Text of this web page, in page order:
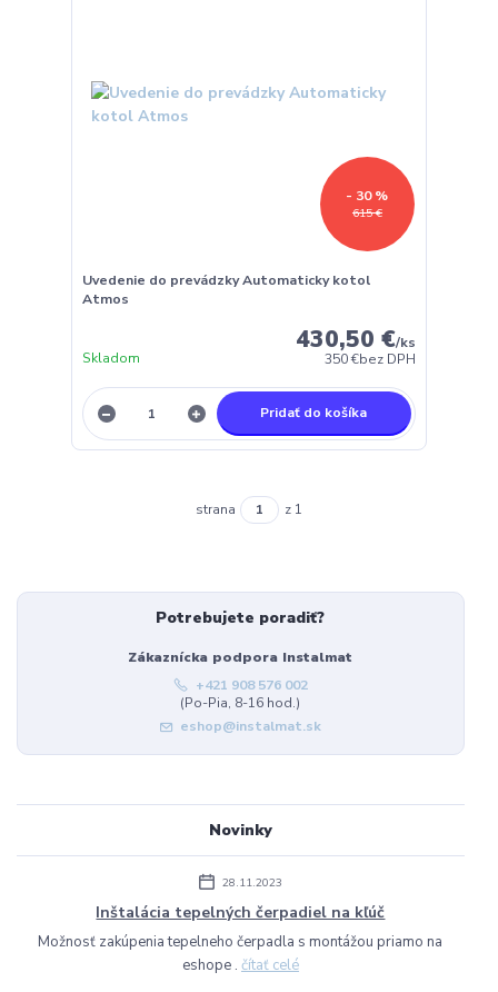
615 €
- 30 %
Uvedenie do prevádzky Automaticky kotol
Atmos
430,50 €/ks
350 €bez DPH
Skladom
Pridať do košíka
strana z 1
Potrebujete poradiť?
Zákaznícka podpora Instalmat
+421 908 576 002
(Po-Pia, 8-16 hod.)
eshop@instalmat.sk
Novinky
28.11.2023
Inštalácia tepelných čerpadiel na kľúč
Možnosť zakúpenia tepelneho čerpadla s montážou priamo na
eshope . čítať celé